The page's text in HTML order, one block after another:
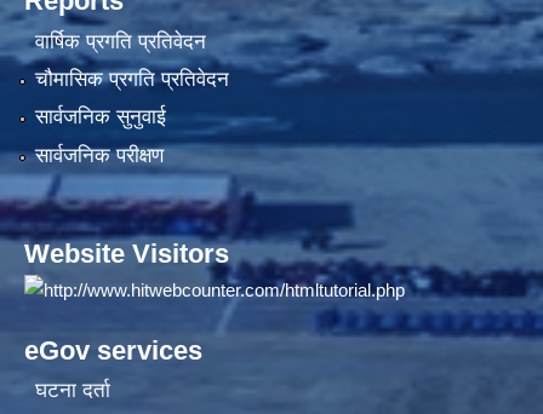
वार्षिक प्रगति प्रतिवेदन
चौमासिक प्रगति प्रतिवेदन
सार्वजनिक सुनुवाई
सार्वजनिक परीक्षण
Website Visitors
eGov services
घटना दर्ता